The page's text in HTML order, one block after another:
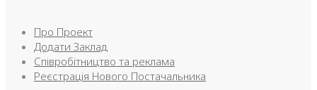
Про Проект
Додати Заклад
Співробітництво та реклама
Реєстрація Нового Постачальника